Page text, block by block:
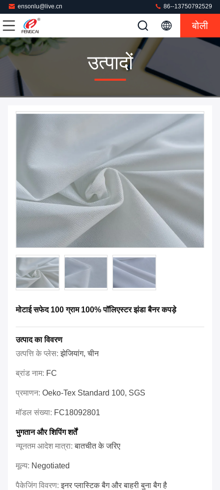
ensonlu@live.cn 86--13750792529
बोली
उत्पादों
मोटाई सफेद 100 ग्राम 100% पॉलिएस्टर झंडा बैनर कपड़े
उत्पाद का विवरण
उत्पत्ति के प्लेस:झेजियांग, चीन
ब्रांड नाम: FC
प्रमाणन: Oeko-Tex Standard 100, SGS
मॉडल संख्या: FC18092801
भुगतान और शिपिंग शर्तें
न्यूनतम आदेश मात्रा:बातचीत के जरिए
मूल्य: Negotiated
पैकेजिंग विवरण:इनर प्लास्टिक बैग और बाहरी बुना बैग है